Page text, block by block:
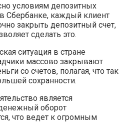
условиям депозитных
Сбербанке, каждый клиент
закрыть депозитный счет,
сделать это.
ситуация в стране
массово закрывают
со счетов, полагая, что так
сохранности.
является
оборот
что ведет к огромным